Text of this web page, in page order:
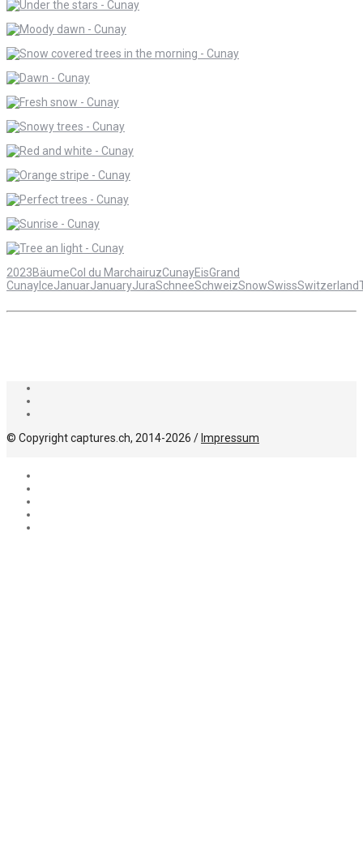
2023BäumeCol du MarchairuzCunayEisGrand
Cunay IceJanuarJanuaryJuraSchneeSchweizSnowSwissSwitzerland
© Copyright captures.ch, 2014-2026 / Impressum